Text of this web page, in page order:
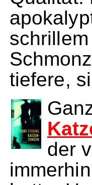
tiefere,
der